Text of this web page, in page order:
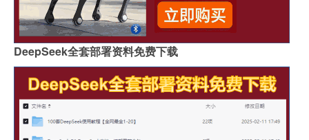
DeepSeek全套部署资料免费下载